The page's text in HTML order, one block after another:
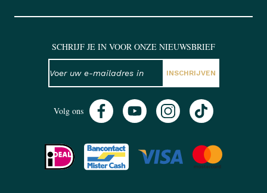
SCHRIJF JE IN VOOR ONZE NIEUWSBRIEF
INSCHRIJVEN
Volg ons